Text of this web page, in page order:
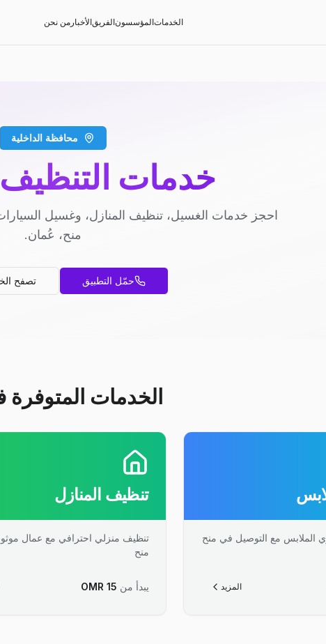
الخدماتالمؤسسونالفريقالأخبار من نحن
محافظة الداخلية
خدمات
احجز خدمات الغسيل، تنظيف المنازل، وغسيل
منح، عُمان.
حمّل التطبيق تصفح
الخدمات
الملابس مع التوصيل في منح
المزيد
تنظيف المنازل
تنظيف منزلي احترافي مع عمال
منح
يبدأ من OMR 15